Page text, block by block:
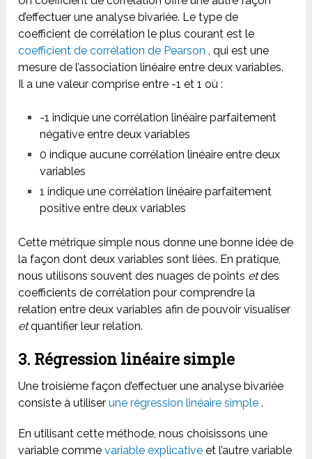
d’effectuer une analyse bivariée. Le type de
coefficient de corrélation le plus courant est le
coefficient de corrélation de Pearson , qui est une
mesure de l’association linéaire entre deux variables.
Il a une valeur comprise entre -1 et 1 où :
-1 indique une corrélation linéaire parfaitement
négative entre deux variables
0 indique aucune corrélation linéaire entre deux
variables
1 indique une corrélation linéaire parfaitement
positive entre deux variables
Cette métrique simple nous donne une bonne idée de
la façon dont deux variables sont liées. En pratique,
nous utilisons souvent des nuages de points etdes
coefficients de corrélation pour comprendre la
relation entre deux variables afin de pouvoir visualiser
etquantifier leur relation.
3. Régression linéaire simple
Une troisième façon d’effectuer une analyse bivariée
consiste à utiliserune régression linéaire simple .
En utilisant cette méthode, nous choisissons une
variable commevariable explicative et l’autre variable